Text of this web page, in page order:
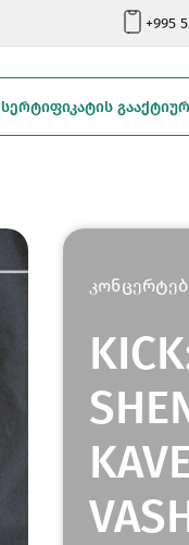
+995
ᲡᲔᲠᲢᲘᲤᲘᲙᲐᲢᲘᲡ